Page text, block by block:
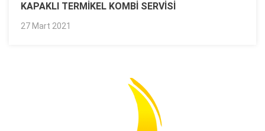
KAPAKLI TERMIKEL KOMBI SERVISI
27 Mart 2021